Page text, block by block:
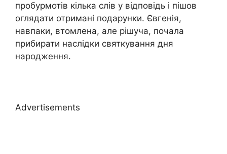
пробурмотів кілька слів у відповідь і пішов
оглядати отримані подарунки. Євгенія,
навпаки, втомлена, але рішуча, почала
прибирати наслідки святкування дня
народження.
Advertisements